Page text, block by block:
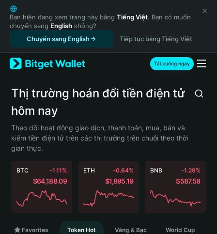
English
日本語
Tiếng Việt
Русский
Español (Latinoamérica)
Türkçe
Français
Deutsch
简体中文
Português (Portugal)
Bahasa Indonesia
Português (Brasil)
Bạn hiện đang xem trang này bằng Tiếng Việt. Bạn có muốn
chuyển sang English không?
Chuyển sang English
Tiếp tục bằng Tiếng Việt
Tải xuống ngay
Thị trường hoán đổi tiền điện tử
hôm nay
Theo dõi hoạt động giao dịch, thanh toán, mua, bán và
kiếm tiền điện tử trên các thị trường trên chuỗi theo thời
gian thực.
BTC -1.11%
$64,188.09
ETH -0.64%
$1,895.19
BNB -1.29%
$587.58
Favorites Token Hot Vàng & Bạc World Cup